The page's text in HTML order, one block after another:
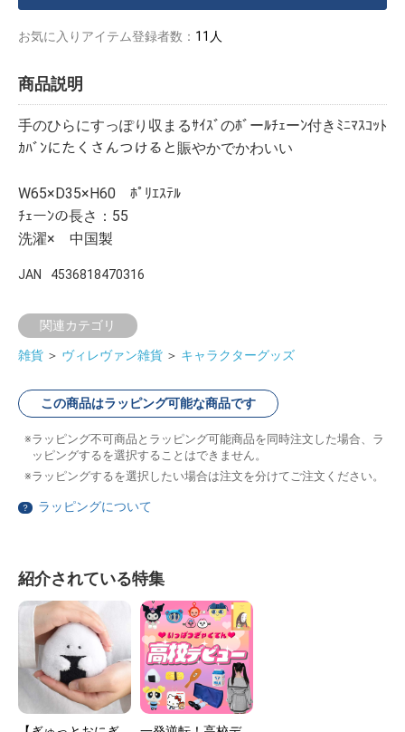
お気に入りアイテム登録者数： 11人
商品説明
手のひらにすっぽり収まるｻｲｽﾞのﾎﾞーﾙﾁｪーﾝ付きﾐﾆﾏｽｺｯﾄ
ｶﾊﾞﾝにたくさんつけると賑やかでかわいい
W65×D35×H60 ﾎﾟﾘｴｽﾃﾙ
ﾁｪーﾝの長さ：55
洗濯× 中国製
JAN 4536818470316
関連カテゴリ
雑貨 ＞ ヴィレヴァン雑貨 ＞ キャラクターグッズ
この商品はラッピング可能な商品です
ラッピング不可商品とラッピング可能商品を同時注文した場合、ラ
ッピングするを選択することはできません。
ラッピングするを選択したい場合は注文を分けてご注文ください。
？ ラッピングについて
紹介されている特集
ーター